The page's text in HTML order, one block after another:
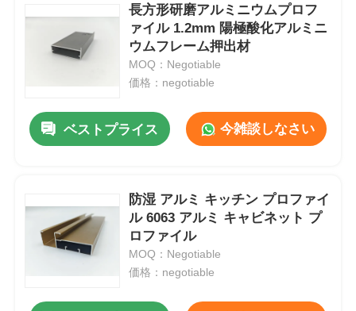
長方形研磨アルミニウムプロフ
ァイル 1.2mm 陽極酸化アルミニ
ウムフレーム押出材
MOQ：Negotiable
価格：negotiable
ベストプライス 今雑談しなさい
防湿 アルミ キッチン プロファイ
ル 6063 アルミ キャビネット プ
ロファイル
MOQ：Negotiable
価格：negotiable